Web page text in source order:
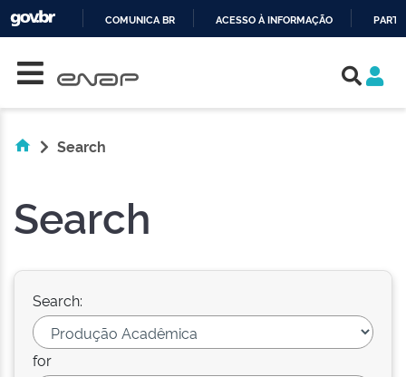
COMUNICA BR ACESSO À INFORMAÇÃO
Search
Search
Search:
for